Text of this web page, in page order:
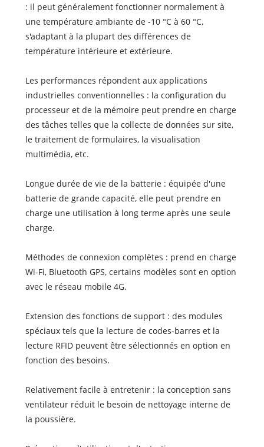
: il peut généralement fonctionner normalement à
une température ambiante de -10 °C à 60 °C,
s'adaptant à la plupart des différences de
température intérieure et extérieure.
Les performances répondent aux applications
industrielles conventionnelles : la configuration du
processeur et de la mémoire peut prendre en charge
des tâches telles que la collecte de données sur site,
le traitement de formulaires, la visualisation
multimédia, etc.
Longue durée de vie de la batterie : équipée d'une
batterie de grande capacité, elle peut prendre en
charge une utilisation à long terme après une seule
charge.
Méthodes de connexion complètes : prend en charge
Wi-Fi, Bluetooth GPS, certains modèles sont en option
avec le réseau mobile 4G.
Extension des fonctions de support : des modules
spéciaux tels que la lecture de codes-barres et la
lecture RFID peuvent être sélectionnés en option en
fonction des besoins.
Relativement facile à entretenir : la conception sans
ventilateur réduit le besoin de nettoyage interne de
la poussière.